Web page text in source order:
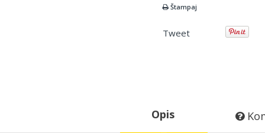
Štampaj
Tweet
Opis